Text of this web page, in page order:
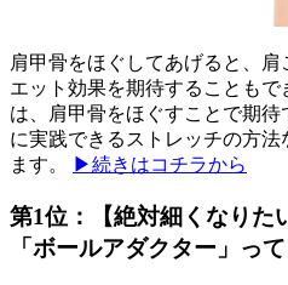
肩甲骨をほぐしてあげると、
エット効果を期待することも
は、肩甲骨をほぐすことで期
に実践できるストレッチの方
ます。
▶続きはコチラから
第1位：【絶対細くなりた
「ボールアダクター」って